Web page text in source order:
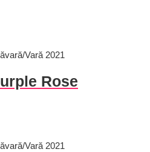
Vară 2021
Rose
Vară 2021